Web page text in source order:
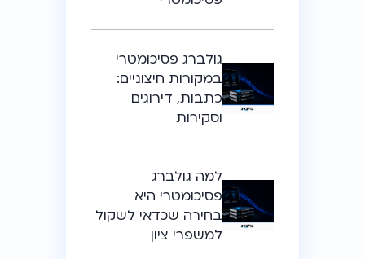
גולברג פסיכומטרי
במקורות חיצוניים:
כתבות, דירוגים
וסקירות
למה גולברג
פסיכומטרי היא
בחירה שכדאי לשקול
למשפרי ציון